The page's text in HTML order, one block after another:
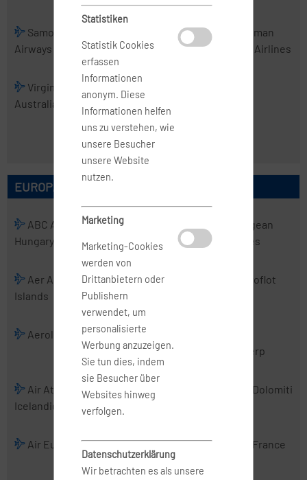
Samoa
Airways
Airlines
Solomon
Airlines
Tasman
Cargo Airlines
Virgin
Australia
Australia
EUROPÄISCHE AIRLINES
ABC Air
Hungary
Abelag
Aviation
Airlines
Aegean
Airlines
Aer Arann
Islands
Aer Lingus Aeroflot
Aerologic Air Albania
Antwerp
Air Atlanta
Icelandic
Air Baltic Air Dolomiti
Air Europa
Air Europa
Express
Air France
Air France
Statistiken
Statistik Cookies
erfassen
Informationen
anonym. Diese
Informationen helfen
uns zu verstehen, wie
unsere Besucher
unsere Website
nutzen.
Marketing
Marketing-Cookies
werden von
Drittanbietern oder
Publishern
verwendet, um
personalisierte
Werbung anzuzeigen.
Sie tun dies, indem
sie Besucher über
Websites hinweg
verfolgen.
Datenschutzerklärung
Wir betrachten es als unsere